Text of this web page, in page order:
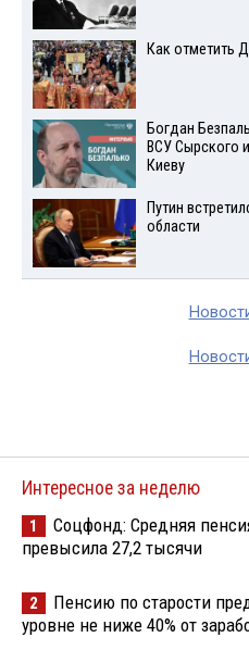
Как отметить
Богдан
ВСУ Сырского
Киеву
Путин
области
Интересное за неделю
1
Соцфонд: Средняя
превысила 27,2 тысячи
2
Пенсию по старости
уровне не ниже 40% от